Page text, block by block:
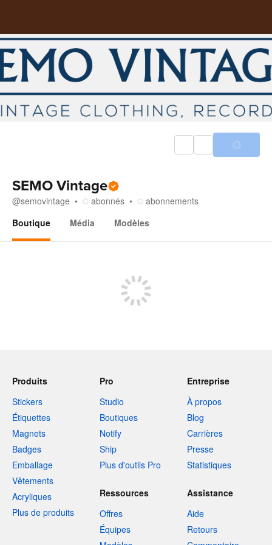
SEMO Vintage
@semovintage abonnés
abonnements
Boutique
Média Modèles
Produits
Stickers
Étiquettes
Magnets
Badges
Emballage
Vêtements
Acryliques
Plus de produits
Pro
Studio
Boutiques
Notify
Ship
Plus d'outils Pro
Entreprise
À propos
Blog
Carrières
Presse
Statistiques
Ressources
Offres
Équipes
Assistance
Aide
Retours